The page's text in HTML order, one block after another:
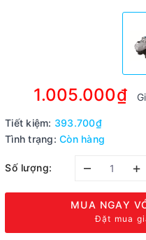
1.005.000₫
Tiết kiệm: 393.700₫
Tình trạng: Còn hàng
Số lượng: – +
MUA NGAY
Đặt mua